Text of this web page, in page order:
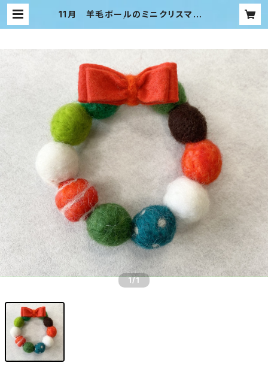
11月 羊毛ボールのミニクリスマスリ
1 /1